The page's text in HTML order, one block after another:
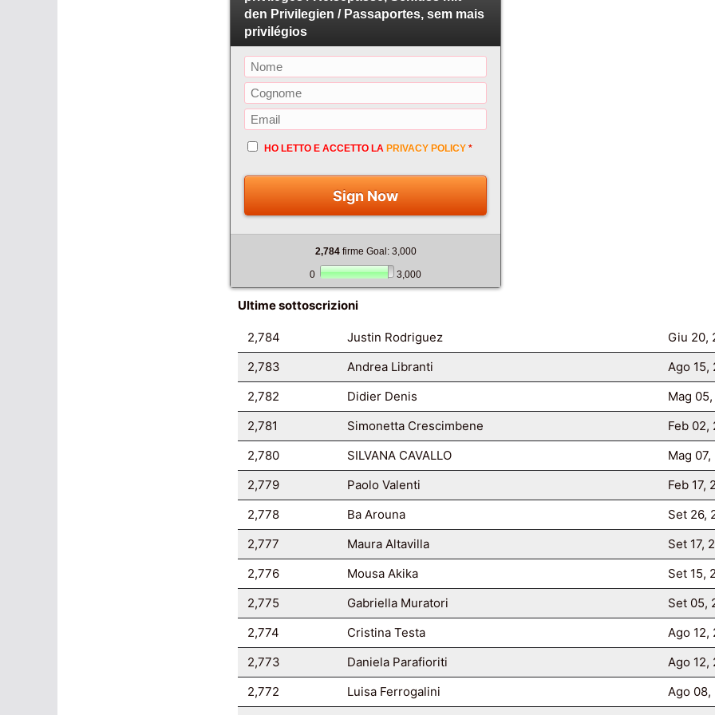
den Privilegien / Passaportes, sem mais
privilégios
HO LETTO E ACCETTO LA PRIVACY POLICY*
Sign Now
2,784firme Goal: 3,000
0 3,000
Ultime sottoscrizioni
2,784 Justin Rodriguez
Giu 20,
2,783
Andrea Libranti
Ago 15,
2,782
Didier Denis
Mag
2,781
Simonetta Crescimbene
Feb 02,
2,780
SILVANA CAVALLO
Mag
2,779
Paolo Valenti
Feb 17,
2,778
Ba Arouna
Set 26,
2,777
Maura Altavilla
Set 17,
2,776
Mousa Akika
Set 15,
2,775
Gabriella Muratori
Set 05,
2,774
Cristina Testa
Ago 12,
2,773
Daniela Parafioriti
Ago 12,
2,772
Luisa Ferrogalini
Ago 08,